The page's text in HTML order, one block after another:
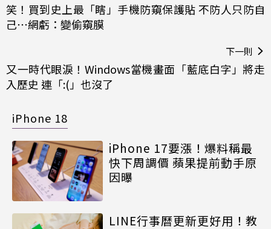
笑！買到史上最「瞎」手機防窺保護貼 不防人只防自
己⋯網虧：變偷窺膜
下一則
又一時代眼淚！Windows當機畫面「藍底白字」將走
入歷史 連「:(」也沒了
iPhone 18
iPhone 17要漲！爆料稱最
快下周調價 蘋果提前動手原
因曝
LINE行事曆更新更好用！教